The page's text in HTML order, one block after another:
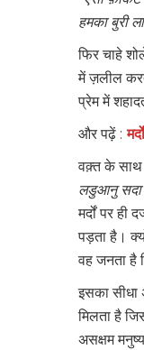
हमका बुरी
फिर चाहे
में ज़लील
प्रेम में
और पढ़ें :
वक़्त के साथ
लडुआनु सदा
मर्दों पर ही
पड़ता है।
वह जनता है
इसका सीधा
मिलता है
असक्षम